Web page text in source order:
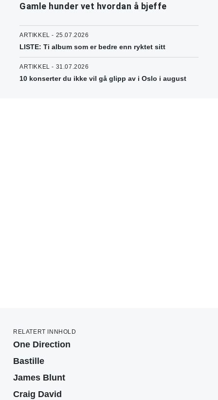
Gamle hunder vet hvordan å bjeffe
ARTIKKEL - 25.07.2026
LISTE: Ti album som er bedre enn ryktet sitt
ARTIKKEL - 31.07.2026
10 konserter du ikke vil gå glipp av i Oslo i august
RELATERT INNHOLD
One Direction
Bastille
James Blunt
Craig David